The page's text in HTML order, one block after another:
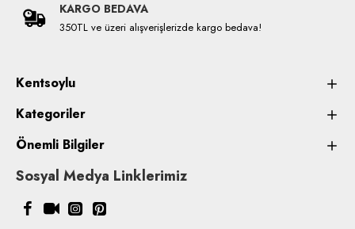
KARGO BEDAVA
350TL ve üzeri alışverişlerizde kargo bedava!
Kentsoylu
Kategoriler
Önemli Bilgiler
Sosyal Medya Linklerimiz